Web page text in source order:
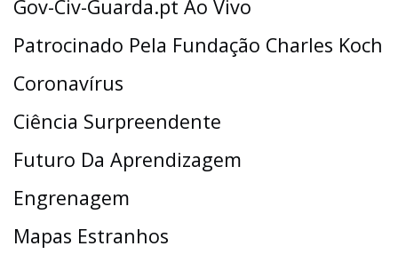
Gov-Civ-Guarda.pt Ao Vivo
Patrocinado Pela Fundação Charles Koch
Coronavírus
Ciência Surpreendente
Futuro Da Aprendizagem
Engrenagem
Mapas Estranhos